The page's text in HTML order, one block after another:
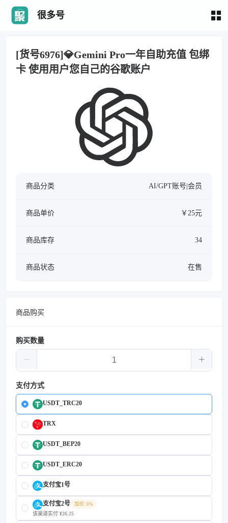
很多号
[货号6976]💎Gemini Pro一年自助充值 包绑
卡 使用用户您自己的谷歌账户
商品分类 AI/GPT账号|会员
商品单价 ￥25元
商品库存 34
商品状态 在售
商品购买
购买数量
支付方式
USDT_TRC20
TRX
USDT_BEP20
USDT_ERC20
支付宝1号
支付宝2号
加价 5%
该渠道实付 ¥26.25